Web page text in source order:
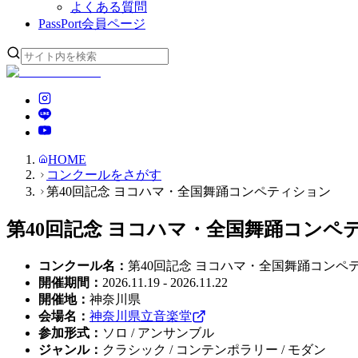
よくある質問
PassPort会員ページ
HOME
コンクールをさがす
第40回記念 ヨコハマ・全国舞踊コンペティション
第40回記念 ヨコハマ・全国舞踊コンペ
コンクール名 ： 第40回記念 ヨコハマ・全国舞踊コンペ
開催期間 ： 2026.11.19 - 2026.11.22
開催地： 神奈川県
会場名 ： 神奈川県立音楽堂
参加形式 ： ソロ / アンサンブル
ジャンル： クラシック / コンテンポラリー / モダン